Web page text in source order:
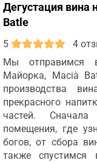
Дегустация вина
Batle
5
4
Мы отправимся
Майорка, Macià
производства
прекрасного
частей.
помещения, где
богов, от сбора
также